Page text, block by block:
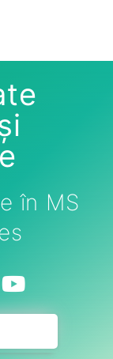
în MS